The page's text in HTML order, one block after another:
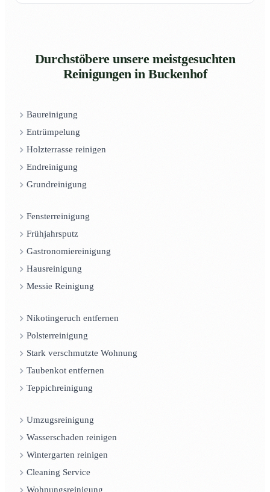
Durchstöbere unsere meistgesuchten
Reinigungen in Buckenhof
Baureinigung
Entrümpelung
Holzterrasse reinigen
Endreinigung
Grundreinigung
Fensterreinigung
Frühjahrsputz
Gastronomiereinigung
Hausreinigung
Messie Reinigung
Nikotingeruch entfernen
Polsterreinigung
Stark verschmutzte Wohnung
Taubenkot entfernen
Teppichreinigung
Umzugsreinigung
Wasserschaden reinigen
Wintergarten reinigen
Cleaning Service
Wohnungsreinigung